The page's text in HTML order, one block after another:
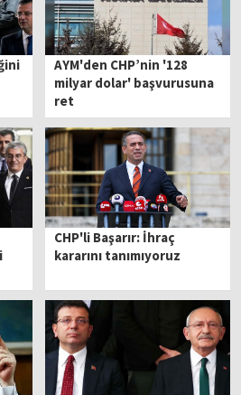
AYM'den CHP’nin '128
milyar dolar' başvurusuna
ret
CHP'li Başarır: İhraç
kararını tanımıyoruz